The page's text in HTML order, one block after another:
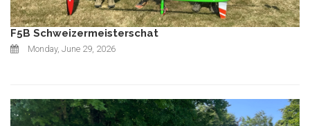
F5B Schweizermeisterschat
Monday, June 29, 2026